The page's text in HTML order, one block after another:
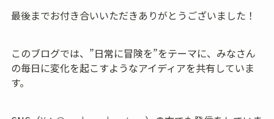
最後までお付き合いいただきありがとうございました！
このブログでは、”日常に冒険を”をテーマに、みなさん
の毎日に変化を起こすようなアイディアを共有していま
す。